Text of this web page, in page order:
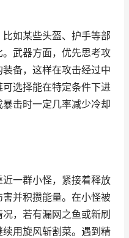
如某些头盔、护手等部
武器方面，优先思考攻
备，这样在攻击经过中
选择能在特定条件下进
击时一定几率减少冷却
一群小怪，紧接着释放
并积攒能量。在小怪被
，若有漏网之鱼或新刷
用旋风斩割菜。遇到精